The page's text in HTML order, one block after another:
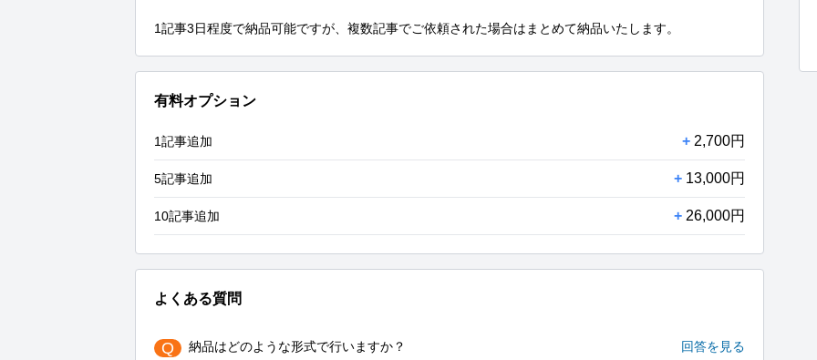
1記事3日程度で納品可能ですが、複数記事でご依頼された場合はまとめて納品いたします。
有料オプション
1記事追加 + 2,700円
5記事追加 + 13,000円
10記事追加 + 26,000円
よくある質問
Q 納品はどのような形式で行いますか？ 回答を見る